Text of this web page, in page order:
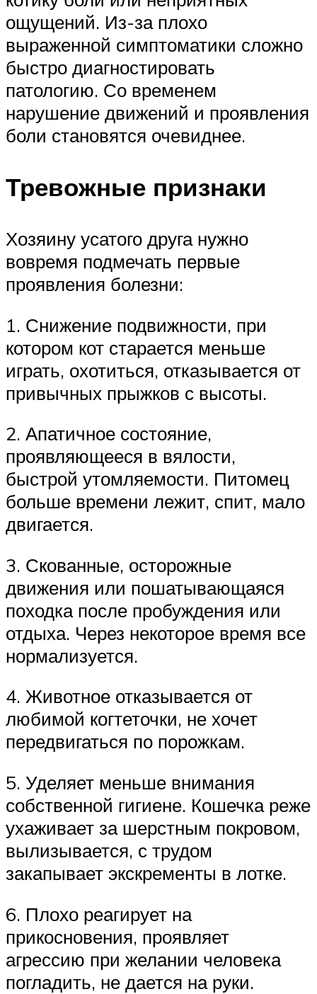
ощущений. Из-за плохо
выраженной симптоматики сложно
быстро диагностировать
патологию. Со временем
нарушение движений и проявления
боли становятся очевиднее.
Тревожные признаки
Хозяину усатого друга нужно
вовремя подмечать первые
проявления болезни:
1. Снижение подвижности, при
котором кот старается меньше
играть, охотиться, отказывается от
привычных прыжков с высоты.
2. Апатичное состояние,
проявляющееся в вялости,
быстрой утомляемости. Питомец
больше времени лежит, спит, мало
двигается.
3. Скованные, осторожные
движения или пошатывающаяся
походка после пробуждения или
отдыха. Через некоторое время все
нормализуется.
4. Животное отказывается от
любимой когтеточки, не хочет
передвигаться по порожкам.
5. Уделяет меньше внимания
собственной гигиене. Кошечка реже
ухаживает за шерстным покровом,
вылизывается, с трудом
закапывает экскременты в лотке.
6. Плохо реагирует на
прикосновения, проявляет
агрессию при желании человека
погладить, не дается на руки.